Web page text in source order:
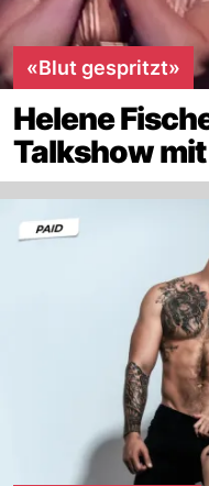
«Blut gespritzt»
Helene
Talkshow